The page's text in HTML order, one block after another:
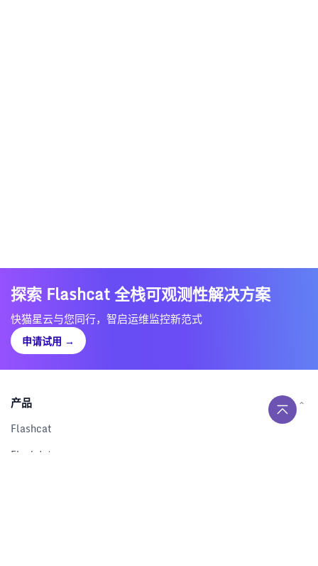
探索 Flashcat 全栈可观测性解决方案
快猫星云与您同行，智启运维监控新范式
申请试用 →
产品
Flashcat
Flashduty